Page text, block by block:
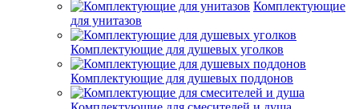
Комплектующие
для унитазов
Комплектующие для душевых уголков
Комплектующие для душевых поддонов